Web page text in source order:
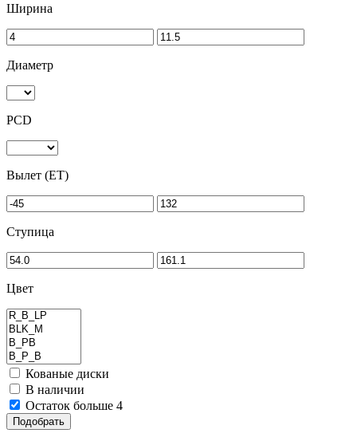
Ширина
Диаметр
PCD
Вылет (ET)
Ступица
Цвет
Кованые диски
В наличии
Остаток больше 4
Подобрать